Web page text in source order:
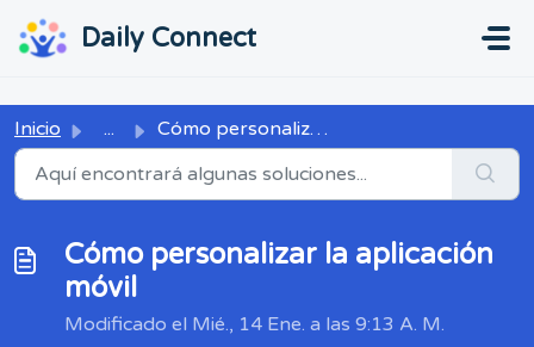
Daily Connect
Inicio ... Cómo personalizar la aplicación móvil
Cómo personalizar la aplicación
móvil
Modificado el Mié., 14 Ene. a las 9:13 A. M.